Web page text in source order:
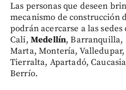
Las personas que deseen
mecanismo de construcción
podrán acercarse a las sedes
Cali, Medellín, Barranquilla,
Marta, Montería,
Tierralta, Apartadó,
Berrío.